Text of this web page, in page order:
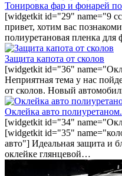
Тонировка фар и фонарей
[widgetkit id="29" name="9
привет, хотим вас
полиуретановая пленка
Защита капота от сколов
[widgetkit id="36"
Неприятная тема у нас
от сколов. Новый
Оклейка авто полиуретаном.
[widgetkit id="34"
[widgetkit id="35"
авто"] Идеальная защита и
оклейке глянцевой…